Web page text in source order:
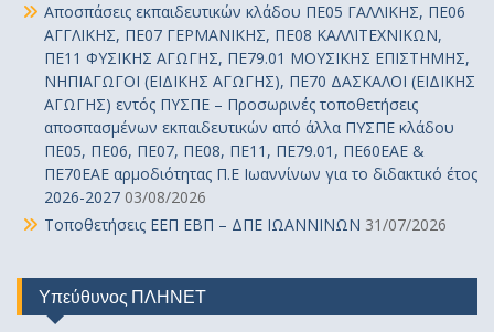
Αποσπάσεις εκπαιδευτικών κλάδου ΠΕ05 ΓΑΛΛΙΚΗΣ, ΠΕ06
ΑΓΓΛΙΚΗΣ, ΠΕ07 ΓΕΡΜΑΝΙΚΗΣ, ΠΕ08 ΚΑΛΛΙΤΕΧΝΙΚΩΝ,
ΠΕ11 ΦΥΣΙΚΗΣ ΑΓΩΓΗΣ, ΠΕ79.01 ΜΟΥΣΙΚΗΣ ΕΠΙΣΤΗΜΗΣ,
ΝΗΠΙΑΓΩΓΟΙ (ΕΙΔΙΚΗΣ ΑΓΩΓΗΣ), ΠΕ70 ΔΑΣΚΑΛΟΙ (ΕΙΔΙΚΗΣ
ΑΓΩΓΗΣ) εντός ΠΥΣΠΕ – Προσωρινές τοποθετήσεις
αποσπασμένων εκπαιδευτικών από άλλα ΠΥΣΠΕ κλάδου
ΠΕ05, ΠΕ06, ΠΕ07, ΠΕ08, ΠΕ11, ΠΕ79.01, ΠΕ60ΕΑΕ &
ΠΕ70ΕΑΕ αρμοδιότητας Π.Ε Ιωαννίνων για το διδακτικό έτος
2026-2027 03/08/2026
Τοποθετήσεις ΕΕΠ ΕΒΠ – ΔΠΕ ΙΩΑΝΝΙΝΩΝ 31/07/2026
Υπεύθυνος ΠΛΗΝΕΤ